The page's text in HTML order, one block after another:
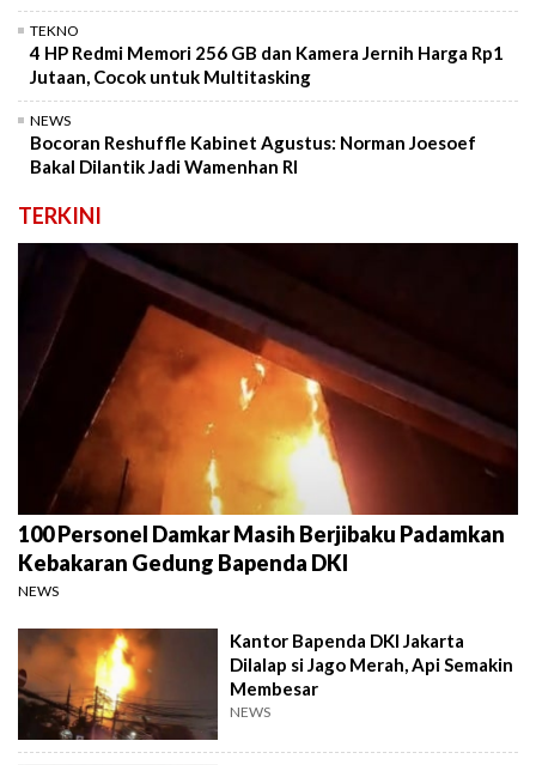
TEKNO
4 HP Redmi Memori 256 GB dan Kamera Jernih Harga Rp1
Jutaan, Cocok untuk Multitasking
NEWS
Bocoran Reshuffle Kabinet Agustus: Norman Joesoef
Bakal Dilantik Jadi Wamenhan RI
TERKINI
100 Personel Damkar Masih Berjibaku Padamkan
Kebakaran Gedung Bapenda DKI
NEWS
Kantor Bapenda DKI Jakarta
Dilalap si Jago Merah, Api Semakin
Membesar
NEWS